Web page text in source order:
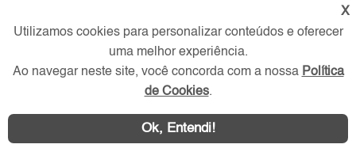
X
Utilizamos cookies para personalizar conteúdos e oferecer
uma melhor experiência.
Ao navegar neste site, você concorda com a nossa Política
de Cookies.
Ok, Entendi!